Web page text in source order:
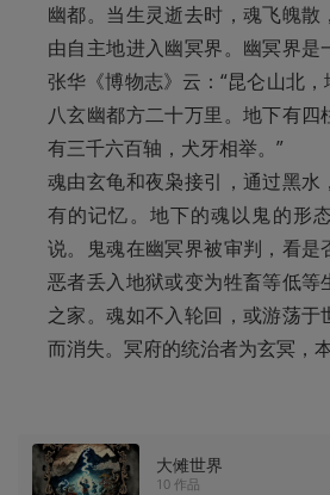
幽都。当生灵逝去时，魂飞魄散
由自主地进入幽冥界。幽冥界是
张华《博物志》云：“昆仑山北
八玄幽都方二十万里。地下有
有三千六百轴，犬牙相举。”
魂由玄龟和夜枭接引，通过黑水
有的记忆。地下的魂以鬼的形
说。鬼魂在幽冥界被审判，看是
恶者丢入地狱或变为牲畜等低等
之家。魂如不入轮回，或游荡于
而消失。冥府的统治者为玄冥，
大傩世界
10 作品